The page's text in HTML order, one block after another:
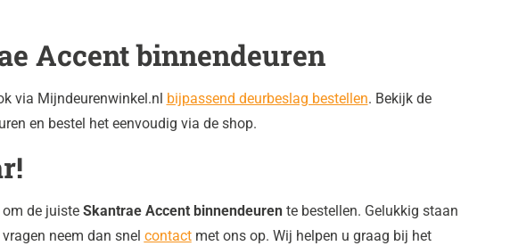
Accent binnendeuren
via Mijndeurenwinkel.nl bijpassend deurbeslag bestellen. Bekijk de
en bestel het eenvoudig via de shop.
de juiste Skantrae Accent binnendeurente bestellen. Gelukkig staan
neem dan snel contactmet ons op. Wij helpen u graag bij het